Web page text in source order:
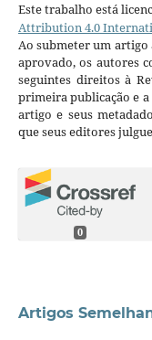
Este trabalho está
Attribution 4.0
Ao submeter um artigo
aprovado, os autores
seguintes direitos à
primeira publicação e a
artigo e seus
que seus editores
0
Artigos